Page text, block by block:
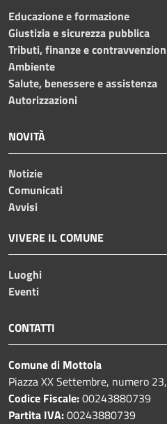
Educazione e formazione
Giustizia e sicurezza pubblica
Tributi, finanze e
Ambiente
Salute, benessere e assistenza
Autorizzazioni
NOVITÀ
Notizie
Comunicati
Avvisi
VIVERE IL COMUNE
Luoghi
Eventi
CONTATTI
Comune di Mottola
Piazza XX Settembre, numero
Codice Fiscale:00243880739
Partita IVA:00243880739